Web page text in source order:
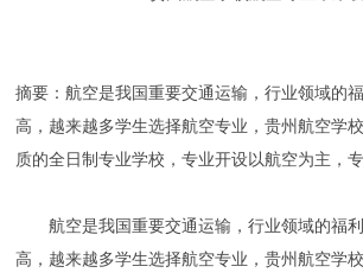
摘要：航空是我国重要交通运输，行业领域的
高，越来越多学生选择航空专业，贵州航空学
质的全日制专业学校，专业开设以航空为主，专
航空是我国重要交通运输，行业领域的福利
高，越来越多学生选择航空专业，贵州航空学